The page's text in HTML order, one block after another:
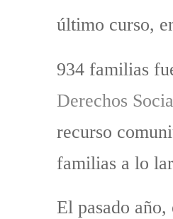
último curso,
934 familias
Derechos
recurso
familias a lo
El pasado